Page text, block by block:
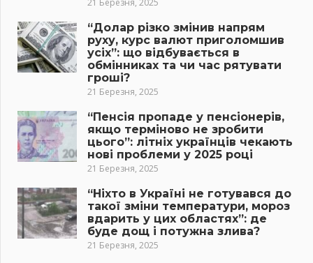
21 Березня, 2025
“Долар різко змінив напрям
руху, курс валют приголомшив
усіх”: що відбувається в
обмінниках та чи час рятувати
гроші?
21 Березня, 2025
“Пенсія пропаде у пенсіонерів,
якщо терміново не зробити
цього”: літніх українців чекають
нові проблеми у 2025 році
21 Березня, 2025
“Ніхто в Україні не готувався до
такої зміни температури, мороз
вдарить у цих областях”: де
буде дощ і потужна злива?
21 Березня, 2025